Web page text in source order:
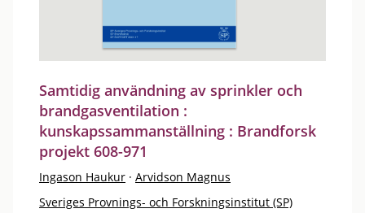
Samtidig användning av sprinkler och
brandgasventilation :
kunskapssammanställning : Brandforsk
projekt 608-971
Ingason Haukur · Arvidson Magnus
Sveriges Provnings- och Forskningsinstitut (SP)